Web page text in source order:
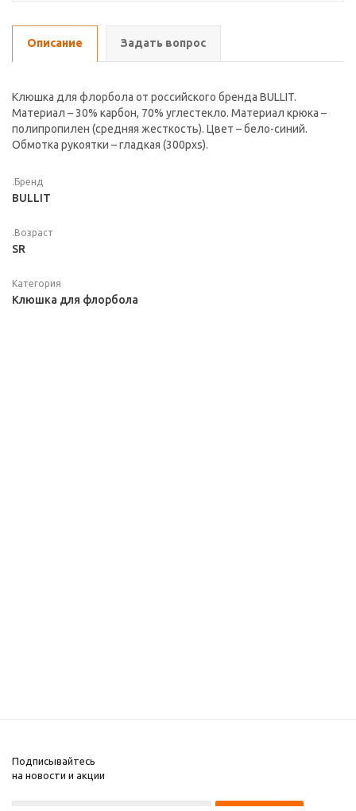
Описание Задать вопрос
Клюшка для флорбола от российского бренда BULLIT.
Материал – 30% карбон, 70% углестекло. Материал крюка –
полипропилен (средняя жесткость). Цвет – бело-синий.
Обмотка рукоятки – гладкая (300pxs).
.Бренд
BULLIT
.Возраст
SR
Категория
Клюшка для флорбола
Подписывайтесь
на новости и акции